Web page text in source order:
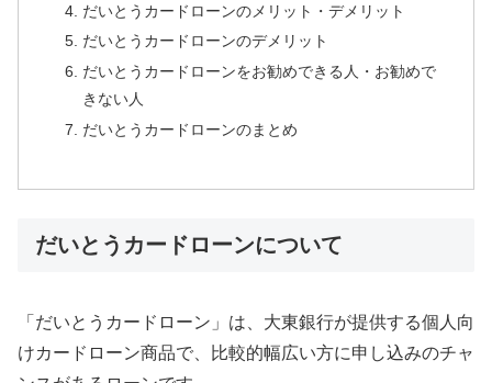
だいとうカードローンのメリット・デメリット
だいとうカードローンのデメリット
だいとうカードローンをお勧めできる人・お勧めで
きない人
だいとうカードローンのまとめ
だいとうカードローンについて
「だいとうカードローン」は、大東銀行が提供する個人向
けカードローン商品で、比較的幅広い方に申し込みのチャ